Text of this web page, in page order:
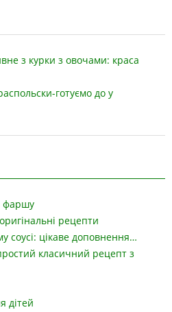
з курки з овочами: краса
готуємо до у
фаршу
рецепти
соусі: цікаве доповнення…
класичний рецепт з
дітей